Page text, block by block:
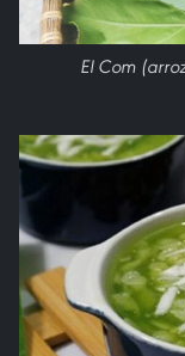
El Com